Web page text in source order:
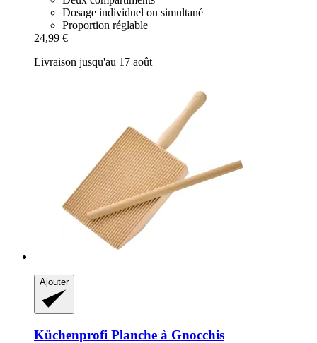
Dosage individuel ou simultané
Proportion réglable
24,99 €
Livraison jusqu'au 17 août
Ajouter
Küchenprofi Planche à Gnocchis